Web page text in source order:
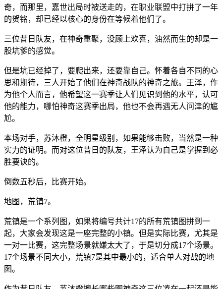
奇，而那里，嘉世出局时被送走的，在职业联盟中打拼了一年
的贺铭，却已经以核心的身份在等候着他们了。
三位昔日队友，在神奇重聚，没顾上欢喜，油然而生的却是一
股坑爹的感觉。
但是坑已经掉了，要爬出来，还要靠自己。怀着各自不同的心
思和期待，三人开始了他们在神奇战队的神奇之旅。王泽，作
为他个人而言，他希望这一赛季让人们见识到他的水平，认可
他的能力，哪怕神奇这赛季出局，他也不会再遇无人问津的尴
尬。
本场对手，苏沐橙，全明星级别，如果能够击败，当然是一种
实力的证明。而对这位昔日的队友，王泽认为自己是掌握到必
胜要诀的。
倒数五秒后，比赛开始。
地图，荒镇7。
荒镇是一个系列图，如果将编号共计17的所有荒镇图拼到一
起，大家会发现这是一座完整的小镇。但是实际比赛，尤其是
一对一比赛，这完整场景就嫌太大了，于是切分成17个场景。
17个场景不同大小，荒镇7是其中最小的，适合单人对战的地
图。